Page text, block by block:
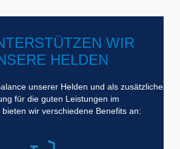
WIR
HELDEN
unserer Helden und als zusätzliche
für die guten Leistungen im
wir verschiedene Benefits an: